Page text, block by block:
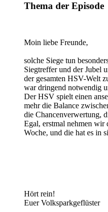
Thema der Episode
Moin liebe Freunde,
solche Siege tun
Siegtreffer und der Jubel
der gesamten HSV-Welt
war dringend notwendig
Der HSV spielt einen
mehr die Balance
die Chancenverwertung,
Egal, erstmal nehmen wir
Woche, und die hat es in
Hört rein!
Euer Volksparkgeflüster